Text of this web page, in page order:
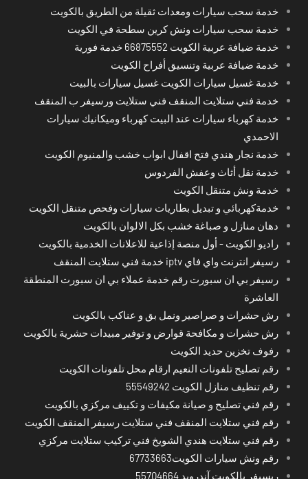
خدمة سحب سيارات ومعدات ثقيلة من الطريق بالكويت
خدمة سحب سيارات ونش كرين سطحة في الكويت
خدمة ضيافة عربية الكويت 66875552 خدمة فورية
خدمة ضيافة عربية وتنسيق أفراح الكويت
خدمة غسيل سيارات الكويت غسيل سيارات بالبيت
خدمة فني ستلايت المنقف فني ستلايت ورسيفر ب المنقف
خدمة كهرباء سيارات عند البيت كهرباء وميكانيك سيارات
الاحمدي
خدمة نجار هندي فتح اقفال ابواب خشب والمنيوم الكويت
خدمة نقل أثاث وعفش الفردوس
خدمة ونش متنقل الكويت
خدمةكهربائي و تبديل بطاريات سيارات وفحص متنقل الكويت
دهان منازل و صباغة خشب بكل الالوان بالكويت
راديو الكويت - أول منصة إذاعية للاعلانات الخدمية بالكويت
رسيفر انترنت واي فاي iptv خدمة فني ستلايت المنقف
رسيفر بي ان سبورت رقم خدمة عملاء بي ان سبورت المنطقة
العاشرة
رش حشرات و صراصير ونمل بق و عناكب بالكويت
رش حشرات و مكافحة قوارض و توفير مبيدات حشرية بالكويت
رفوف تخزين حديد الكويت
رقم تصليح تلفونات النعيم ارقام محل تلفونات الكويت
رقم تنظيف منازل الكويت 55549242
رقم فني تصليح و صيانة مكيفات و تكييف مركزي بالكويت
رقم فني ستلايت المنقف فني ستلايت رسيفر المنقف الكويت
رقم فني ستلايت هندي الشويخ فني تركيب ستلايت مركزي
رقم ونش سيارات الكويت67733663
ريسيفر بالكويت آندرويد 55704664